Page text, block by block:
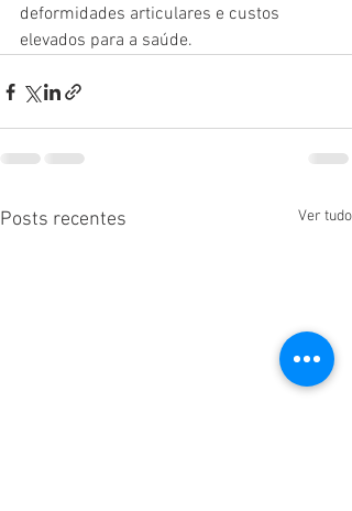
deformidades articulares e custos
elevados para a saúde.
Posts recentes Ver tudo